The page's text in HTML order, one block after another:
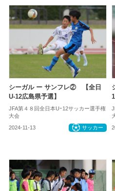
シーガル ー サンフレ② 【全日
U-12広島県予選】
JFA第４８回全日本Uｰ12サッカー選手権
大会
2024-11-13 サッカー